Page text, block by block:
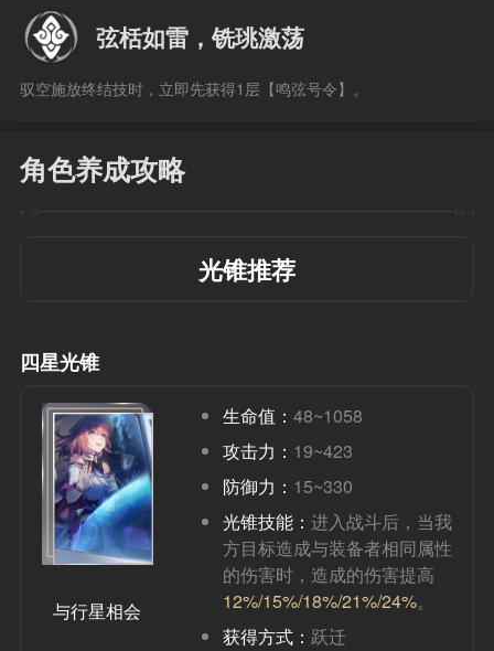
弦栝如雷，铣珧激荡
驭空施放终结技时，立即先获得1层【鸣弦号令】。
角色养成攻略
光锥推荐
四星光锥
与行星相会
生命值：48~1058
攻击力： 19~423
防御力： 15~330
光锥技能：进入战斗后，当我
方目标造成与装备者相同属性
的伤害时，造成的伤害提高
12%/15%/18%/21%/24%。
获得方式： 跃迁